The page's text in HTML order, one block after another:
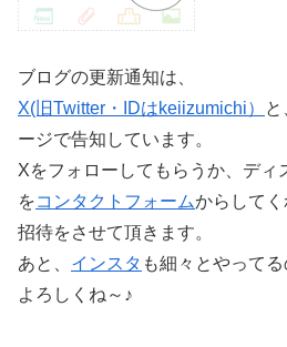
ブログの更新通知は、
X(旧Twitter・IDはkeiizumichi）
と
ージで告知しています。
Xをフォローしてもらうか、ディ
をコンタクトフォームからして
招待をさせて頂きます。
あと、 インスタ も細々とやって
よろしくね～♪